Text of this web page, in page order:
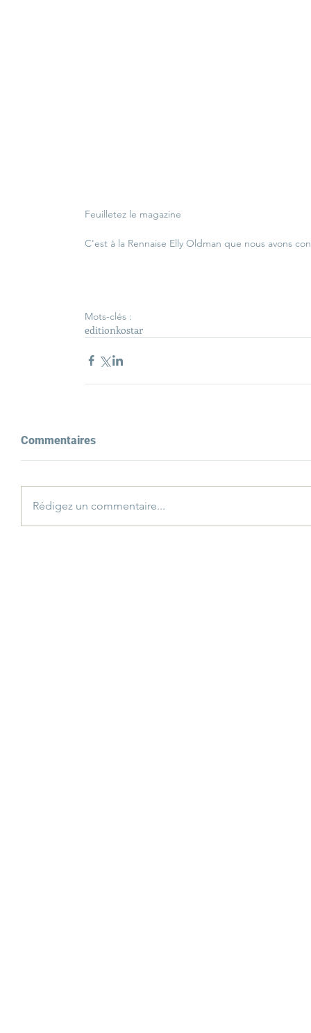
Feuilletez le magazine
C'est à la Rennaise Elly Oldman que nous avons
Mots-clés :
editionkostar
Commentaires
Rédigez un commentaire...